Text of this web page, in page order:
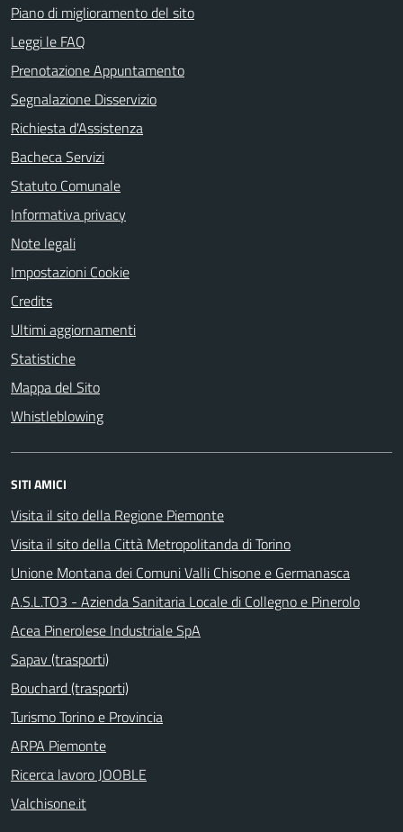
Piano di miglioramento del sito
Leggi le FAQ
Prenotazione Appuntamento
Segnalazione Disservizio
Richiesta d'Assistenza
Bacheca Servizi
Statuto Comunale
Informativa privacy
Note legali
Impostazioni Cookie
Credits
Ultimi aggiornamenti
Statistiche
Mappa del Sito
Whistleblowing
SITI AMICI
Visita il sito della Regione Piemonte
Visita il sito della Città Metropolitanda di Torino
Unione Montana dei Comuni Valli Chisone e Germanasca
A.S.L.TO3 - Azienda Sanitaria Locale di Collegno e Pinerolo
Acea Pinerolese Industriale SpA
Sapav (trasporti)
Bouchard (trasporti)
Turismo Torino e Provincia
ARPA Piemonte
Ricerca lavoro JOOBLE
Valchisone.it